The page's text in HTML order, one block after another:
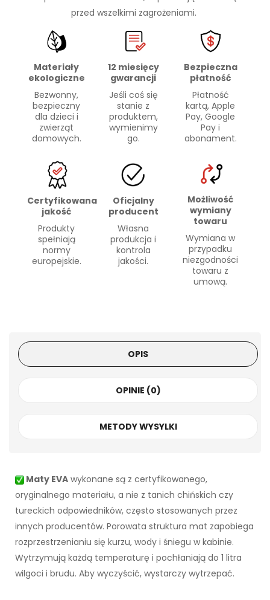
przed wszelkimi zagrożeniami.
Materiały
ekologiczne
Bezwonny,
bezpieczny
dla dzieci i
zwierząt
domowych.
12 miesięcy
gwarancji
Jeśli coś się
stanie z
produktem,
wymienimy
go.
Bezpieczna
płatność
Płatność
kartą, Apple
Pay, Google
Pay i
abonament.
Certyfikowana
jakość
Produkty
spełniają
normy
europejskie.
Oficjalny
producent
Własna
produkcja i
kontrola
jakości.
Możliwość
wymiany
towaru
Wymiana w
przypadku
niezgodności
towaru z
umową.
OPIS
OPINIE (0)
METODY WYSYLKI
Maty EVA wykonane są z certyfikowanego,
oryginalnego materiału, a nie z tanich chińskich czy
tureckich odpowiedników, często stosowanych przez
innych producentów. Porowata struktura mat zapobiega
rozprzestrzenianiu się kurzu, wody i śniegu w kabinie.
Wytrzymują każdą temperaturę i pochłaniają do 1 litra
wilgoci i brudu. Aby wyczyścić, wystarczy wytrzepać.